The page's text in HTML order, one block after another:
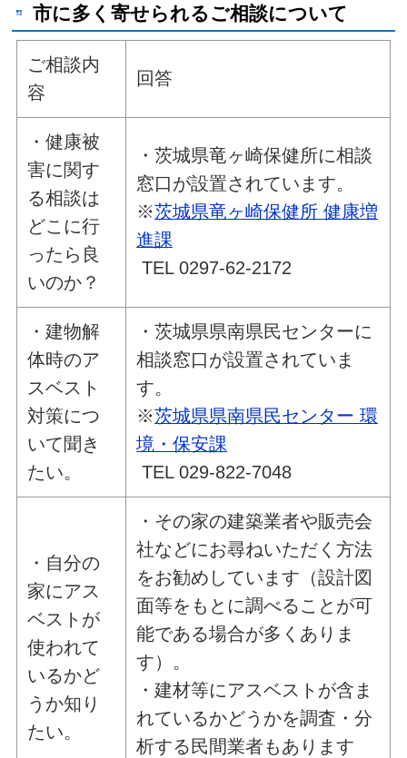
市に多く寄せられるご相談について
ご相談内
容
回答
・健康被
害に関す
る相談は
どこに行
ったら良
いのか？
・茨城県竜ヶ崎保健所に相談
窓口が設置されています。
※茨城県竜ヶ崎保健所 健康増
進課
TEL 0297-62-2172
・建物解
体時のア
スベスト
対策につ
いて聞き
たい。
・茨城県県南県民センターに
相談窓口が設置されていま
す。
※茨城県県南県民センター 環
境・保安課
TEL 029-822-7048
・自分の
家にアス
ベストが
使われて
いるかど
うか知り
たい。
・その家の建築業者や販売会
社などにお尋ねいただく方法
をお勧めしています（設計図
面等をもとに調べることが可
能である場合が多くありま
す）。
・建材等にアスベストが含ま
れているかどうかを調査・分
析する民間業者もあります